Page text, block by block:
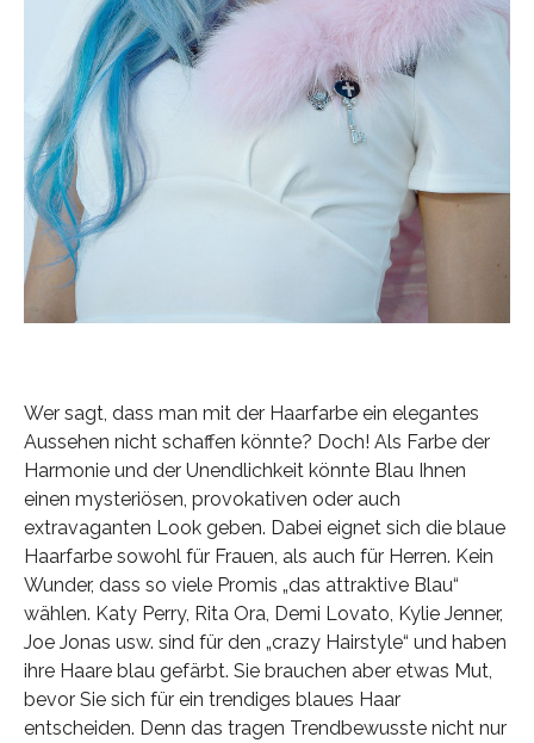
Wer sagt, dass man mit der Haarfarbe ein elegantes
Aussehen nicht schaffen könnte? Doch! Als Farbe der
Harmonie und der Unendlichkeit könnte Blau Ihnen
einen mysteriösen, provokativen oder auch
extravaganten Look geben. Dabei eignet sich die blaue
Haarfarbe sowohl für Frauen, als auch für Herren. Kein
Wunder, dass so viele Promis „das attraktive Blau“
wählen. Katy Perry, Rita Ora, Demi Lovato, Kylie Jenner,
Joe Jonas usw. sind für den „crazy Hairstyle“ und haben
ihre Haare blau gefärbt. Sie brauchen aber etwas Mut,
bevor Sie sich für ein trendiges blaues Haar
entscheiden. Denn das tragen Trendbewusste nicht nur